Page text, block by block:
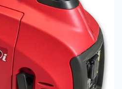
EN
ME Crnogorski